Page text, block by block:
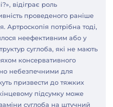
відіграє роль
проведеного раніше
Артроскопія потрібна тоді,
неефективним або у
суглоба, які не мають
консервативного
небезпечними для
призвести до тяжких
підсумку може
суглоба на штучний